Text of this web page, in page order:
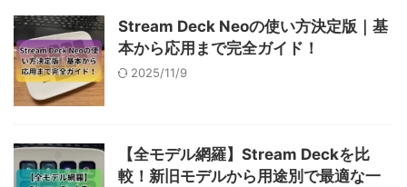
Stream Deck Neoの使い方決定版｜基
本から応用まで完全ガイド！
2025/11/9
【全モデル網羅】Stream Deckを比
較！新旧モデルから用途別で最適な一